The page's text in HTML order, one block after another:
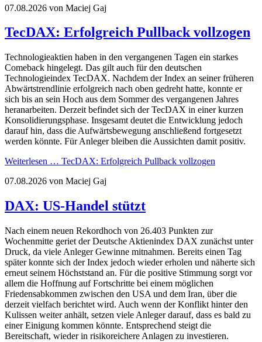
07.08.2026 von Maciej Gaj
TecDAX: Erfolgreich Pullback vollzogen
Technologieaktien haben in den vergangenen Tagen ein starkes
Comeback hingelegt. Das gilt auch für den deutschen
Technologieindex TecDAX. Nachdem der Index an seiner früheren
Abwärtstrendlinie erfolgreich nach oben gedreht hatte, konnte er
sich bis an sein Hoch aus dem Sommer des vergangenen Jahres
heranarbeiten. Derzeit befindet sich der TecDAX in einer kurzen
Konsolidierungsphase. Insgesamt deutet die Entwicklung jedoch
darauf hin, dass die Aufwärtsbewegung anschließend fortgesetzt
werden könnte. Für Anleger bleiben die Aussichten damit positiv.
Weiterlesen … TecDAX: Erfolgreich Pullback vollzogen
07.08.2026 von Maciej Gaj
DAX: US-Handel stützt
Nach einem neuen Rekordhoch von 26.403 Punkten zur
Wochenmitte geriet der Deutsche Aktienindex DAX zunächst unter
Druck, da viele Anleger Gewinne mitnahmen. Bereits einen Tag
später konnte sich der Index jedoch wieder erholen und näherte sich
erneut seinem Höchststand an. Für die positive Stimmung sorgt vor
allem die Hoffnung auf Fortschritte bei einem möglichen
Friedensabkommen zwischen den USA und dem Iran, über die
derzeit vielfach berichtet wird. Auch wenn der Konflikt hinter den
Kulissen weiter anhält, setzen viele Anleger darauf, dass es bald zu
einer Einigung kommen könnte. Entsprechend steigt die
Bereitschaft, wieder in risikoreichere Anlagen zu investieren.